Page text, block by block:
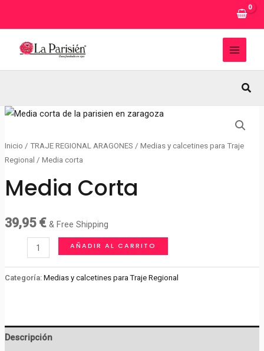
MAIN
Inicio / TRAJE REGIONAL ARAGONES / Medias y calcetines para Traje
Regional / Media corta
Media Corta
39,95 € & Free Shipping
cantidad
AÑADIR AL CARRITO
Categoría: Medias y calcetines para Traje Regional
Descripción